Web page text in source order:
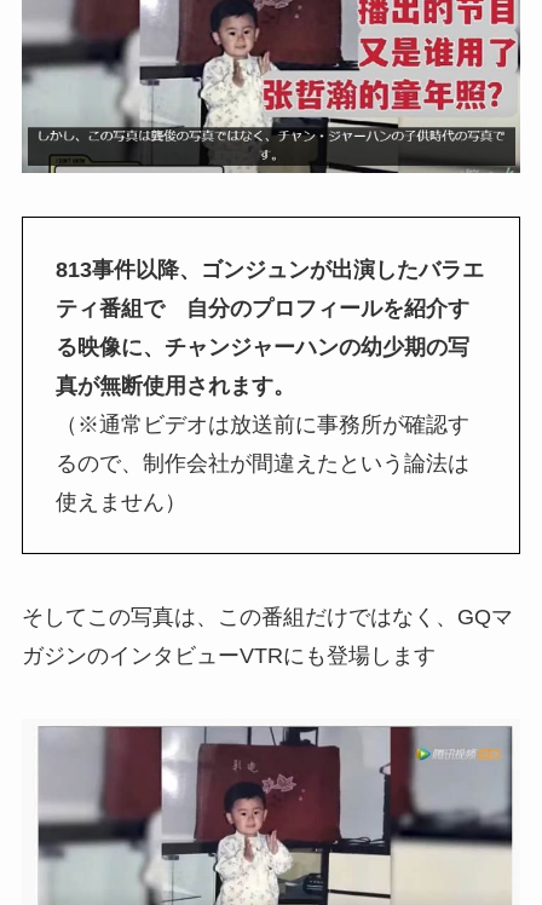
813事件以降、ゴンジュンが出演したバラエ
ティ番組で 自分のプロフィールを紹介す
る映像に、チャンジャーハンの幼少期の写
真が無断使用されます。
（※通常ビデオは放送前に事務所が確認す
るので、制作会社が間違えたという論法は
使えません）
そしてこの写真は、この番組だけではなく、GQマ
ガジンのインタビューVTRにも登場します